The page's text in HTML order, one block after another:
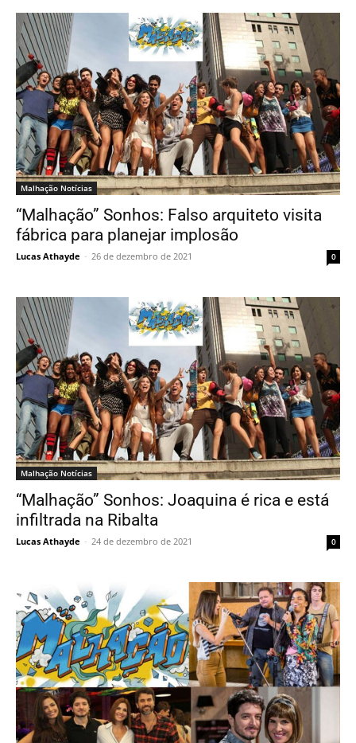
Malhação Notícias
“Malhação” Sonhos: Falso arquiteto visita
fábrica para planejar implosão
Lucas Athayde - 26 de dezembro de 2021 0
Malhação Notícias
“Malhação” Sonhos: Joaquina é rica e está
infiltrada na Ribalta
Lucas Athayde - 24 de dezembro de 2021 0